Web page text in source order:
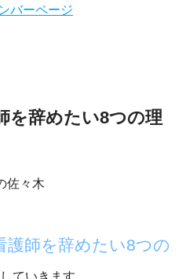
バーページ
を辞めたい8つの理
護師を辞めたい8つの